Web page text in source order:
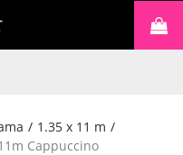
/ 1.35 x 11 m /
Cappuccino